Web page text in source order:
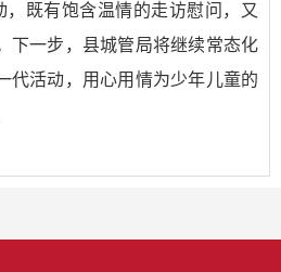
，既有饱含温情的走访慰问，又
下一步，县城管局将继续常态化
代活动，用心用情为少年儿童的